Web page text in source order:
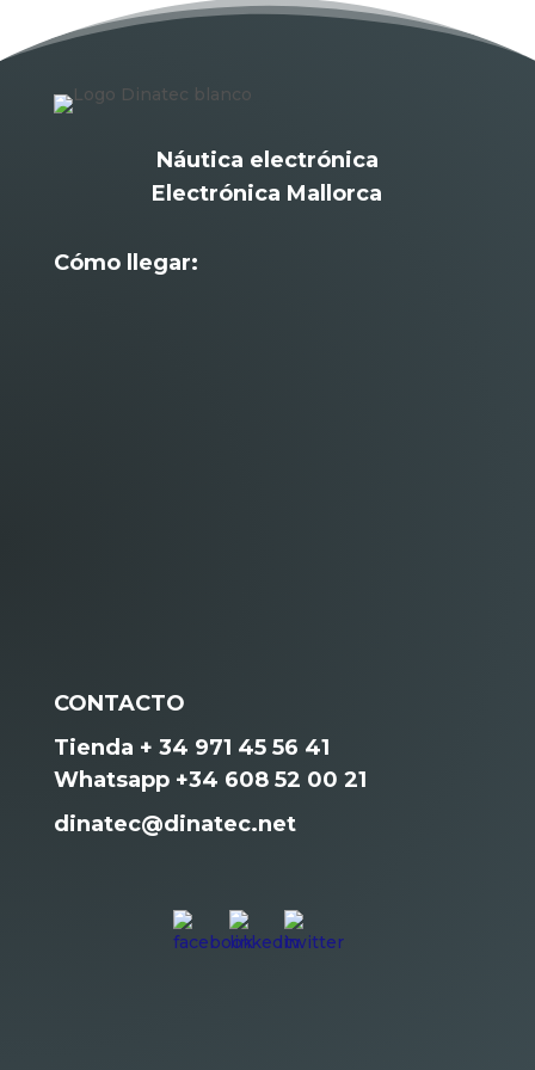
Náutica electrónica
Electrónica Mallorca
Cómo llegar:
CONTACTO
Tienda + 34 971 45 56 41
Whatsapp +34 608 52 00 21
dinatec@dinatec.net